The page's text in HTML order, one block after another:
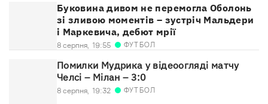
Буковина дивом не перемогла Оболонь
зі зливою моментів – зустріч Мальдери
і Маркевича, дебют мрії
8 серпня, 19:55 ФУТБОЛ
Помилки Мудрика у відеоогляді матчу
Челсі – Мілан – 3:0
8 серпня, 19:32 ФУТБОЛ